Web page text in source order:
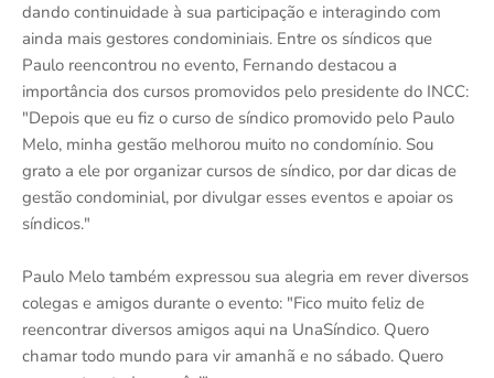
dando continuidade à sua participação e interagindo com
ainda mais gestores condominiais. Entre os síndicos que
Paulo reencontrou no evento, Fernando destacou a
importância dos cursos promovidos pelo presidente do INCC:
"Depois que eu fiz o curso de síndico promovido pelo Paulo
Melo, minha gestão melhorou muito no condomínio. Sou
grato a ele por organizar cursos de síndico, por dar dicas de
gestão condominial, por divulgar esses eventos e apoiar os
síndicos."
Paulo Melo também expressou sua alegria em rever diversos
colegas e amigos durante o evento: "Fico muito feliz de
reencontrar diversos amigos aqui na UnaSíndico. Quero
chamar todo mundo para vir amanhã e no sábado. Quero